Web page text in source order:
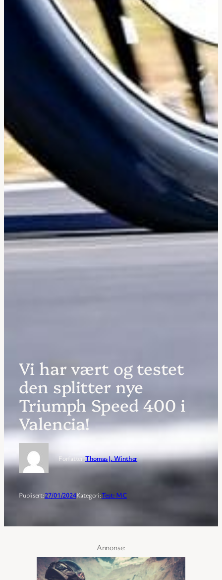
Vi har vært og testet
den splitter nye
Triumph Speed 400 i
Valencia!
Forfatter:Thomas J. Winther
Publisert:27/01/2024Kategori:Test: MC